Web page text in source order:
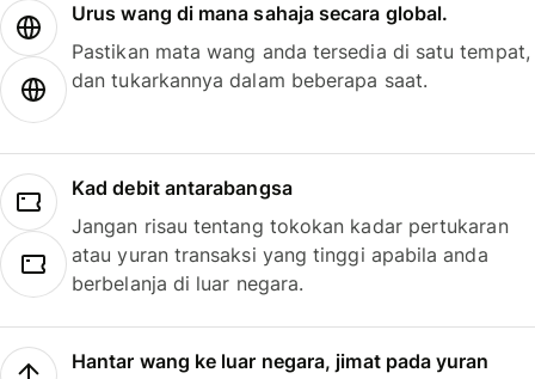
Urus wang di mana sahaja secara global.
Pastikan mata wang anda tersedia di satu tempat,
dan tukarkannya dalam beberapa saat.
Kad debit antarabangsa
Jangan risau tentang tokokan kadar pertukaran
atau yuran transaksi yang tinggi apabila anda
berbelanja di luar negara.
Hantar wang ke luar negara, jimat pada yuran